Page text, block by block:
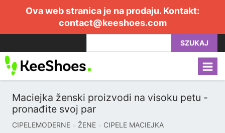
Ova web stranica je na prodaju. Kontakt:
contact@keeshoes.com
SZUKAJ
Maciejka ženski proizvodi na visoku petu -
pronađite svoj par
CIPELEMODERNE ŽENE CIPELE MACIEJKA